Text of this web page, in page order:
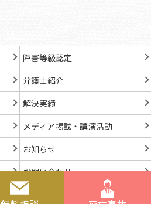
障害等級認定
弁護士紹介
解決実績
メディア掲載・講演活動
お知らせ
お問い合わせ